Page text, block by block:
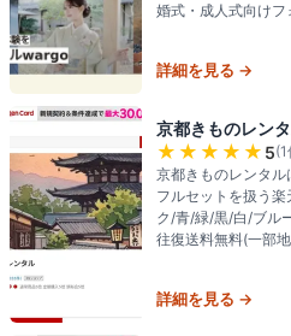
婚式・成人式向け
詳細を見る →
京都きものレン
★★★★★ 5(1
京都きものレンタ
フルセットを扱う
ク/青/緑/黒/白/ブル
往復送料無料(一部
詳細を見る →